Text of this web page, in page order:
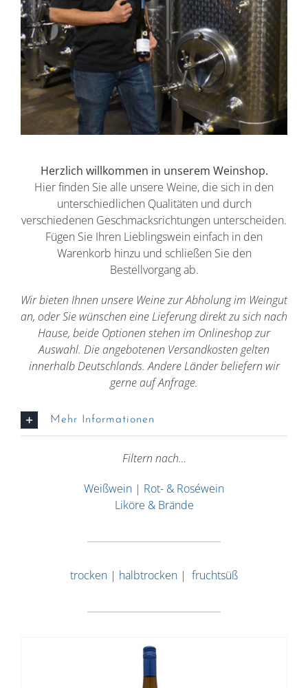
Herzlich willkommen in unserem Weinshop.
Hier finden Sie alle unsere Weine, die sich in den
unterschiedlichen Qualitäten und durch
verschiedenen Geschmacksrichtungen unterscheiden.
Fügen Sie Ihren Lieblingswein einfach in den
Warenkorb hinzu und schließen Sie den
Bestellvorgang ab.
Wir bieten Ihnen unsere Weine zur Abholung im Weingut
an, oder Sie wünschen eine Lieferung direkt zu sich nach
Hause, beide Optionen stehen im Onlineshop zur
Auswahl. Die angebotenen Versandkosten gelten
innerhalb Deutschlands. Andere Länder beliefern wir
gerne auf Anfrage.
Mehr Informationen
Filtern nach…
Weißwein | Rot- & Roséwein
Liköre & Brände
trocken | halbtrocken | fruchtsüß